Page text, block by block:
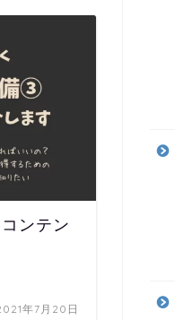
ンテン
年7月20日